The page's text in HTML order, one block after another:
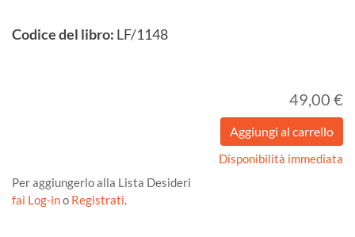
Codice del libro: LF/1148
49,00 €
Disponibilità immediata
Per aggiungerlo alla Lista Desideri
fai Log-ino Registrati.